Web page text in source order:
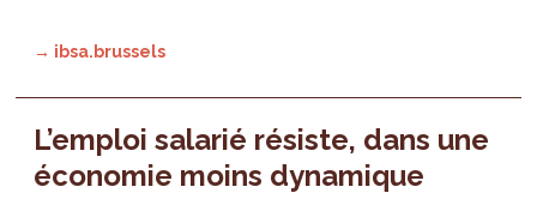
→ ibsa.brussels
L’emploi salarié résiste, dans une
économie moins dynamique